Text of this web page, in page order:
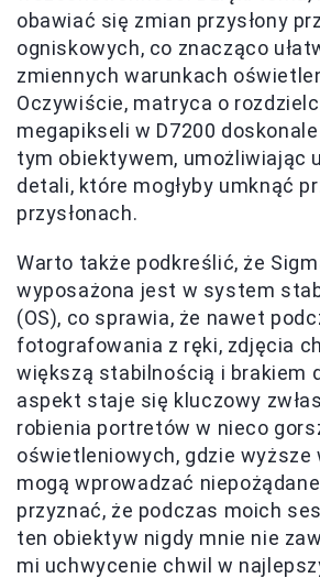
obawiać się zmian przysłony
ogniskowych, co znacząco
zmiennych warunkach
Oczywiście, matryca o
megapikseli w D7200
tym obiektywem, umożliwiając
detali, które mogłyby umknąć
przysłonach.
Warto także podkreślić, że
wyposażona jest w system
(OS), co sprawia, że nawet
fotografowania z ręki, zdjęcia
większą stabilnością i brakiem
aspekt staje się kluczowy
robienia portretów w nieco
oświetleniowych, gdzie wyższe
mogą wprowadzać
przyznać, że podczas moich
ten obiektyw nigdy mnie nie
mi uchwycenie chwil w